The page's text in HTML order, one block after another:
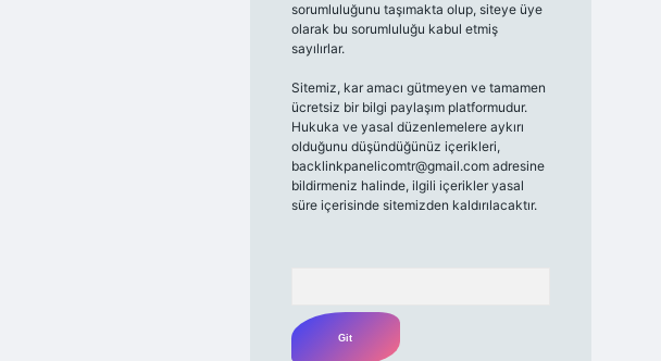
sorumluluğunu taşımakta olup, siteye üye
olarak bu sorumluluğu kabul etmiş
sayılırlar.
Sitemiz, kar amacı gütmeyen ve tamamen
ücretsiz bir bilgi paylaşım platformudur.
Hukuka ve yasal düzenlemelere aykırı
olduğunu düşündüğünüz içerikleri,
backlinkpanelicomtr@gmail.comadresine
bildirmeniz halinde, ilgili içerikler yasal
süre içerisinde sitemizden kaldırılacaktır.